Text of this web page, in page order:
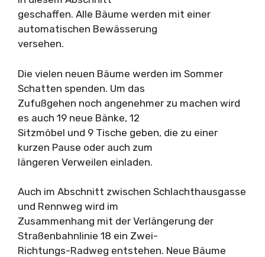
geschaffen. Alle Bäume werden mit einer
automatischen Bewässerung
versehen.
Die vielen neuen Bäume werden im Sommer
Schatten spenden. Um das
Zufußgehen noch angenehmer zu machen wird
es auch 19 neue Bänke, 12
Sitzmöbel und 9 Tische geben, die zu einer
kurzen Pause oder auch zum
längeren Verweilen einladen.
Auch im Abschnitt zwischen Schlachthausgasse
und Rennweg wird im
Zusammenhang mit der Verlängerung der
Straßenbahnlinie 18 ein Zwei-
Richtungs-Radweg entstehen. Neue Bäume